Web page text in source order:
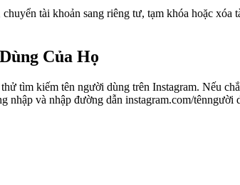
tài khoản sang riêng tư, tạm khóa hoặc
Của Họ
tìm kiếm tên người dùng trên Instagram. Nếu
nhập và nhập đường dẫn instagram.com/